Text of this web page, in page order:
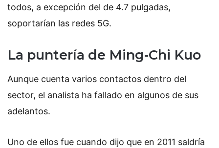
todos, a excepción del de 4.7 pulgadas,
soportarían las redes 5G.
La puntería de Ming-Chi Kuo
Aunque cuenta varios contactos dentro del
sector, el analista ha fallado en algunos de sus
adelantos.
Uno de ellos fue cuando dijo que en 2011 saldría